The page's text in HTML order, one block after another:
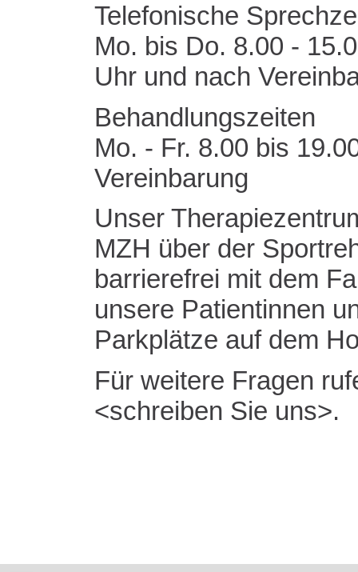
Telefonische
Mo. bis Do. 8.00 -
Uhr und nach
Behandlungszeiten
Mo. - Fr. 8.00 bis
Vereinbarung
Unser
MZH über der
barrierefrei mit dem
unsere Patientinnen
Parkplätze auf dem
Für weitere Fragen
schreiben Sie uns
.